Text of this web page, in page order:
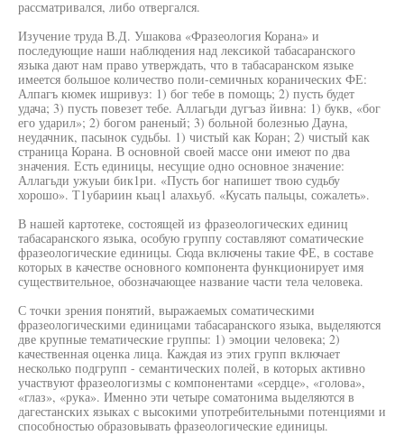
рассматривался, либо отвергался.
Изучение труда В.Д. Ушакова «Фразеология Корана» и
последующие наши наблюдения над лексикой табасаранского
языка дают нам право утверждать, что в табасаранском языке
имеется большое количество поли-семичных коранических ФЕ:
Алпагъ кюмек ишривуз: 1) бог тебе в помощь; 2) пусть будет
удача; 3) пусть повезет тебе. Аллагьди дугъаз йивна: 1) букв, «бог
его ударил»; 2) богом раненый; 3) больной болезнью Дауна,
неудачник, пасынок судьбы. 1) чистый как Коран; 2) чистый как
страница Корана. В основной своей массе они имеют по два
значения. Есть единицы, несущие одно основное значение:
Аллагьди ужуыи бик1ри. «Пусть бог напишет твою судьбу
хорошо». Т1убариин кьац1 алахьуб. «Кусать пальцы, сожалеть».
В нашей картотеке, состоящей из фразеологических единиц
табасаранского языка, особую группу составляют соматические
фразеологические единицы. Сюда включены такие ФЕ, в составе
которых в качестве основного компонента функционирует имя
существительное, обозначающее название части тела человека.
С точки зрения понятий, выражаемых соматическими
фразеологическими единицами табасаранского языка, выделяются
две крупные тематические группы: 1) эмоции человека; 2)
качественная оценка лица. Каждая из этих групп включает
несколько подгрупп - семантических полей, в которых активно
участвуют фразеологизмы с компонентами «сердце», «голова»,
«глаз», «рука». Именно эти четыре соматонима выделяются в
дагестанских языках с высокими употребительными потенциями и
способностью образовывать фразеологические единицы.